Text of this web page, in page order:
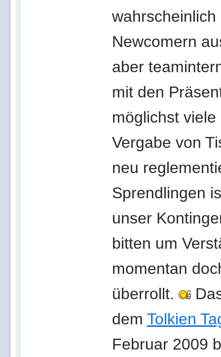
Newcomern
aber
mit den
möglichst
Vergabe von
neu
Sprendlingen
unser
bitten um
momentan
überrollt.
dem Tolkien
Februar 2009